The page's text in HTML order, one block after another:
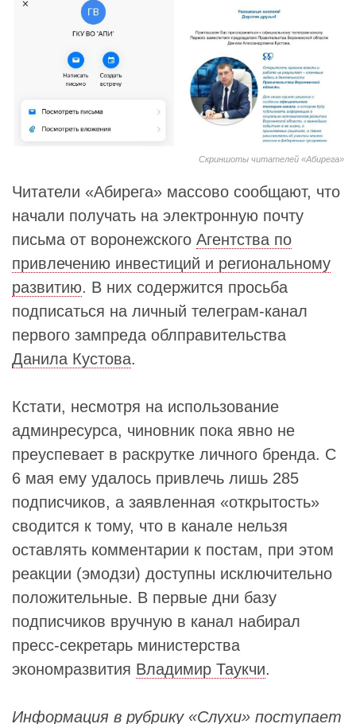
Скриншоты читателей «Абирега»
Читатели «Абирега» массово сообщают, что
начали получать на электронную почту
письма от воронежского Агентства по
привлечению инвестиций и региональному
развитию. В них содержится просьба
подписаться на личный телеграм-канал
первого зампреда облправительства
Данила Кустова.
Кстати, несмотря на использование
админресурса, чиновник пока явно не
преуспевает в раскрутке личного бренда. С
6 мая ему удалось привлечь лишь 285
подписчиков, а заявленная «открытость»
сводится к тому, что в канале нельзя
оставлять комментарии к постам, при этом
реакции (эмодзи) доступны исключительно
положительные. В первые дни базу
подписчиков вручную в канал набирал
пресс-секретарь министерства
экономразвития Владимир Таукчи.
Информация в рубрику «Слухи» поступает